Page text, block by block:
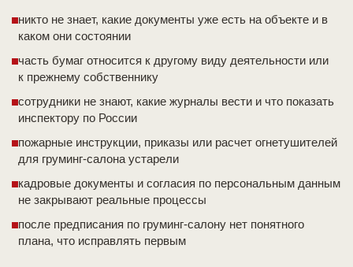
никто не знает, какие документы уже есть на объекте и в
каком они состоянии
часть бумаг относится к другому виду деятельности или
к прежнему собственнику
сотрудники не знают, какие журналы вести и что показать
инспектору по России
пожарные инструкции, приказы или расчет огнетушителей
для груминг-салона устарели
кадровые документы и согласия по персональным данным
не закрывают реальные процессы
после предписания по груминг-салону нет понятного
плана, что исправлять первым